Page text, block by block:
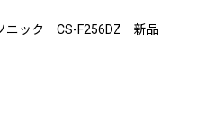
ニック CS-F256DZ 新品